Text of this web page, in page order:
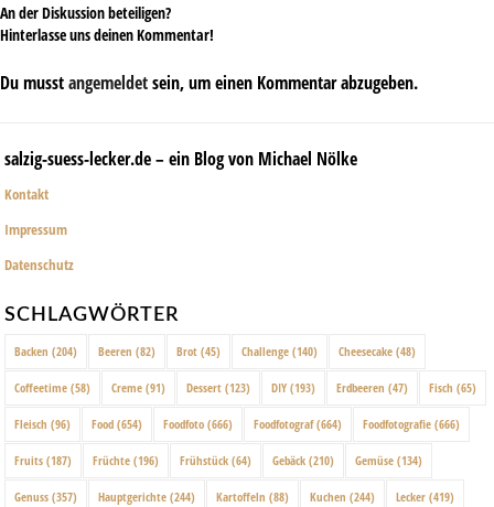
An der Diskussion beteiligen?
Hinterlasse uns deinen Kommentar!
Du musstangemeldetsein, um einen Kommentar abzugeben.
salzig-suess-lecker.de – ein Blog von Michael Nölke
Kontakt
Impressum
Datenschutz
SCHLAGWÖRTER
Backen (204) Beeren (82) Brot (45) Challenge (140) Cheesecake (48)
Coffeetime (58) Creme (91) Dessert (123) DIY (193) Erdbeeren (47) Fisch (65)
Fleisch (96) Food (654) Foodfoto (666) Foodfotograf(664) Foodfotografie (666)
Fruits (187) Früchte (196) Frühstück (64) Gebäck (210) Gemüse (134)
Genuss (357) Hauptgerichte (244) Kartoffeln (88) Kuchen (244) Lecker (419)